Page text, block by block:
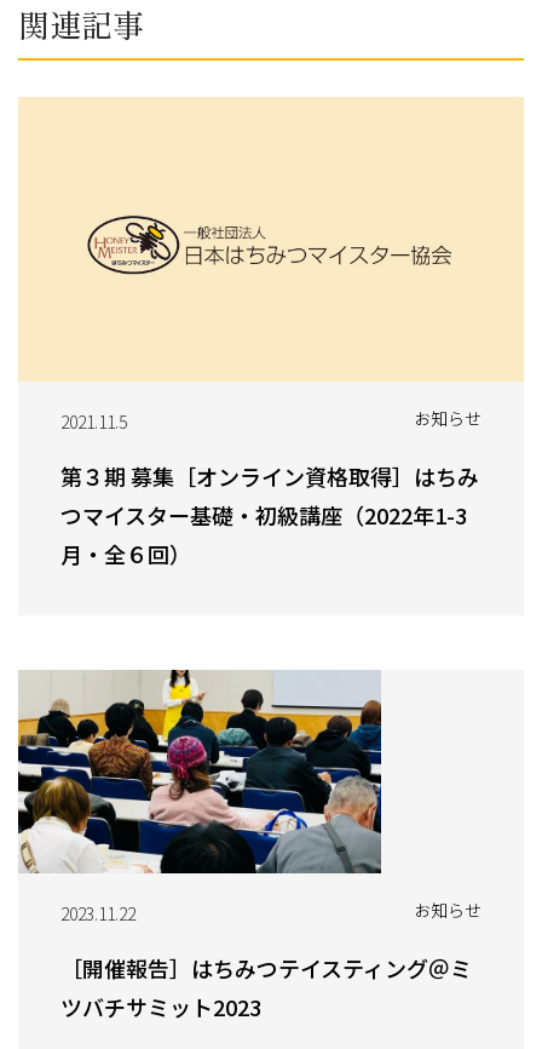
関連記事
2021.11.5 お知らせ
第３期 募集［オンライン資格取得］はちみ
つマイスター基礎・初級講座（2022年1-3
月・全６回）
2023.11.22 お知らせ
［開催報告］はちみつテイスティング＠ミ
ツバチサミット2023